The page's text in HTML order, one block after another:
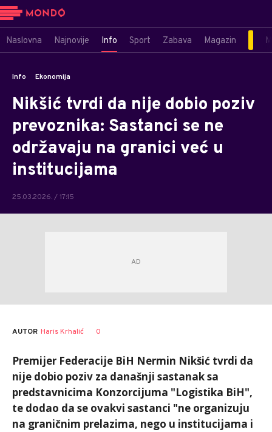
Naslovna Najnovije Info Sport Zabava Magazin
Info Ekonomija
Nikšić tvrdi da nije dobio poziv
prevoznika: Sastanci se ne
održavaju na granici već u
institucijama
25.03.2026. / 17:15
AUTOR Haris Krhalić 0
Premijer Federacije BiH Nermin Nikšić tvrdi da
nije dobio poziv za današnji sastanak sa
predstavnicima Konzorcijuma "Logistika BiH",
te dodao da se ovakvi sastanci "ne organizuju
na graničnim prelazima, nego u institucijama i